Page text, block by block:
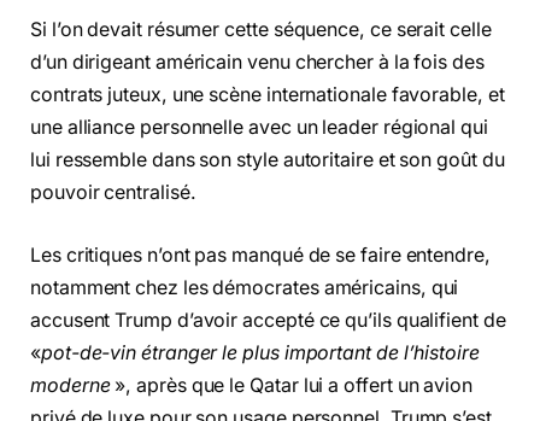
Si l’on devait résumer cette séquence, ce serait celle
d’un dirigeant américain venu chercher à la fois des
contrats juteux, une scène internationale favorable, et
une alliance personnelle avec un leader régional qui
lui ressemble dans son style autoritaire et son goût du
pouvoir centralisé.
Les critiques n’ont pas manqué de se faire entendre,
notamment chez les démocrates américains, qui
accusent Trump d’avoir accepté ce qu’ils qualifient de
«pot-de-vin étranger le plus important de l’histoire
moderne», après que le Qatar lui a offert un avion